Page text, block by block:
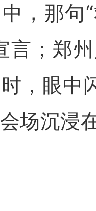
，那句
言；郑
，眼中
场沉浸